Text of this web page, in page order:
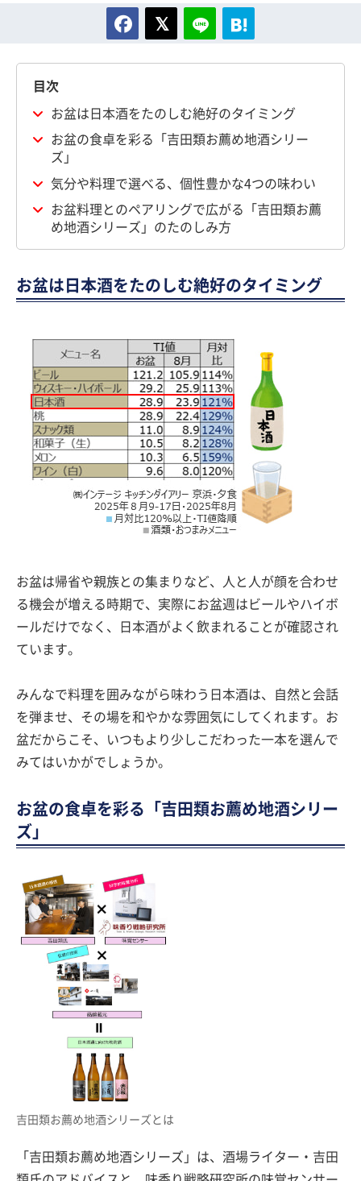
目次
お盆は日本酒をたのしむ絶好のタイミング
お盆の食卓を彩る「吉田類お薦め地酒シリー
ズ」
気分や料理で選べる、個性豊かな4つの味わい
お盆料理とのペアリングで広がる「吉田類お薦
め地酒シリーズ」のたのしみ方
お盆は日本酒をたのしむ絶好のタイミング
お盆は帰省や親族との集まりなど、人と人が顔を合わせ
る機会が増える時期で、実際にお盆週はビールやハイボ
ールだけでなく、日本酒がよく飲まれることが確認され
ています。
みんなで料理を囲みながら味わう日本酒は、自然と会話
を弾ませ、その場を和やかな雰囲気にしてくれます。お
盆だからこそ、いつもより少しこだわった一本を選んで
みてはいかがでしょうか。
お盆の食卓を彩る「吉田類お薦め地酒シリー
ズ」
吉田類お薦め地酒シリーズとは
「吉田類お薦め地酒シリーズ」は、酒場ライター・吉田